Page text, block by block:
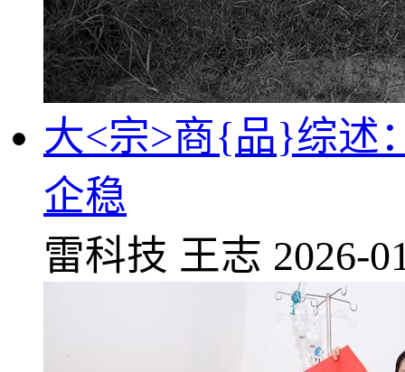
大<宗>商{品}综述
企稳
雷科技 王志 2026-